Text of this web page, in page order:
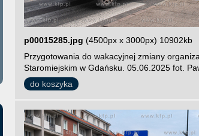
p00015285.jpg (4500px x 3000px) 10902kb
Przygotowania do wakacyjnej zmiany
Staromiejskim w Gdańsku. 05.06.2025 fot.
do koszyka